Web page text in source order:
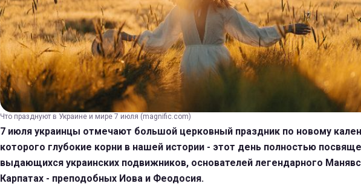
Что празднуют в Украине и мире 7 июля (magnific.com)
7 июля украинцы отмечают большой церковный праздник по новому
которого глубокие корни в нашей истории - этот день полностью
выдающихся украинских подвижников, основателей легендарного
Карпатах - преподобных Иова и Феодосия.